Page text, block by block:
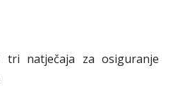
tri natječaja za osiguranje